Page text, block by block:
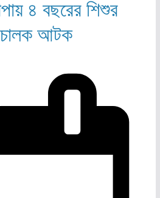
৪ বছরের শিশুর
চালক আটক